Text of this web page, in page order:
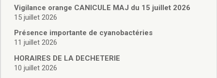
Services en ligne
Inscriptions sur les listes électorales
Plan Local d’Urbanisme intercommunal
Actes d’état civil
Vigilance orange CANICULE MAJ du 15 juillet 2026
15 juillet 2026
Présence importante de cyanobactéries
11 juillet 2026
HORAIRES DE LA DECHETERIE
10 juillet 2026